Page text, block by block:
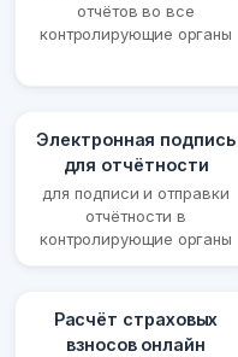
отчётов во все
контролирующие органы
Электронная подпись
для отчётности
для подписи и отправки
отчётности в
контролирующие органы
Расчёт страховых
взносов онлайн